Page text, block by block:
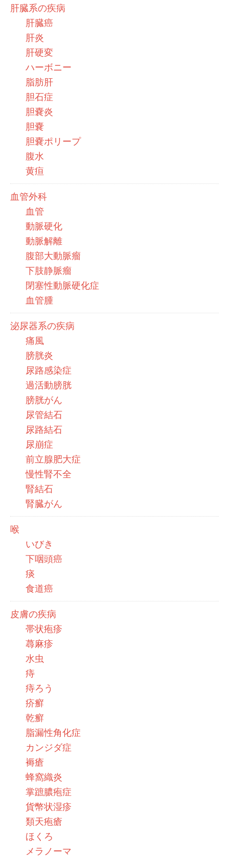
肝臓系の疾病
肝臓癌
肝炎
肝硬変
ハーボニー
脂肪肝
胆石症
胆嚢炎
胆嚢
胆嚢ポリープ
腹水
黄疸
血管外科
血管
動脈硬化
動脈解離
腹部大動脈瘤
下肢静脈瘤
閉塞性動脈硬化症
血管腫
泌尿器系の疾病
痛風
膀胱炎
尿路感染症
過活動膀胱
膀胱がん
尿管結石
尿路結石
尿崩症
前立腺肥大症
慢性腎不全
腎結石
腎臓がん
喉
いびき
下咽頭癌
痰
食道癌
皮膚の疾病
帯状疱疹
蕁麻疹
水虫
痔
痔ろう
疥癬
乾癬
脂漏性角化症
カンジダ症
褥瘡
蜂窩織炎
掌蹠膿疱症
貨幣状湿疹
類天疱瘡
ほくろ
メラノーマ